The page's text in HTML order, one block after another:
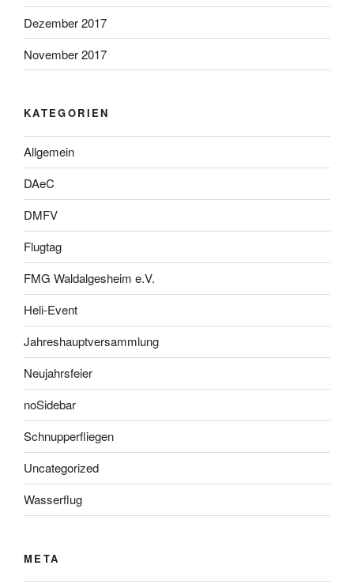
Dezember 2017
November 2017
KATEGORIEN
Allgemein
DAeC
DMFV
Flugtag
FMG Waldalgesheim e.V.
Heli-Event
Jahreshauptversammlung
Neujahrsfeier
noSidebar
Schnupperfliegen
Uncategorized
Wasserflug
META